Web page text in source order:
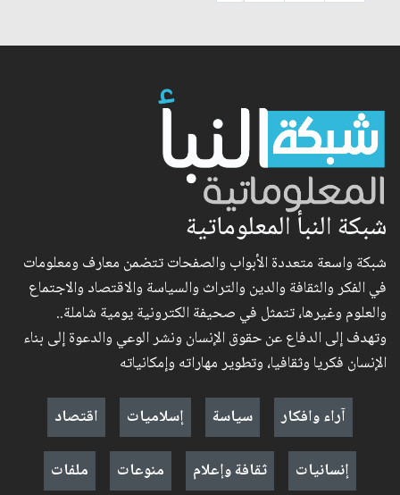
شبكة النبأ المعلوماتية
شبكة واسعة متعددة الأبواب والصفحات تتضمن معارف ومعلومات
في الفكر والثقافة والدين والتراث والسياسة والاقتصاد والاجتماع
والعلوم وغيرها، تتمثل في صحيفة الكترونية يومية شاملة..
وتهدف إلى الدفاع عن حقوق الإنسان ونشر الوعي والدعوة إلى بناء
الإنسان فكريا وثقافيا، وتطوير مهاراته وإمكانياته
آراء وافكار
سياسة إسلاميات
اقتصاد
إنسانيات
ثقافة وإعلام منوعات ملفات